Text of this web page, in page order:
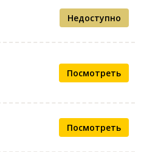
Недоступно
Посмотреть
Посмотреть